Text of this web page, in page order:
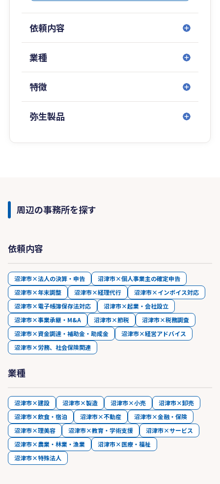
依頼内容
業種
特徴
弥生製品
周辺の事務所を探す
依頼内容
沼津市×法人の決算・申告
沼津市×個人事業主の確定申告
沼津市×年末調整
沼津市×経理代行
沼津市×インボイス対応
沼津市×電子帳簿保存法対応
沼津市×起業・会社設立
沼津市×事業承継・M&A
沼津市×節税
沼津市×税務調査
沼津市×資金調達・補助金・助成金
沼津市×経営アドバイス
沼津市×労務、社会保険関連
業種
沼津市×建設 沼津市×製造 沼津市×小売
沼津市×卸売
沼津市×飲食・宿泊
沼津市×不動産
沼津市×金融・保険
沼津市×理美容
沼津市×教育・学術支援
沼津市×サービス
沼津市×農業・林業・漁業
沼津市×医療・福祉
沼津市×特殊法人